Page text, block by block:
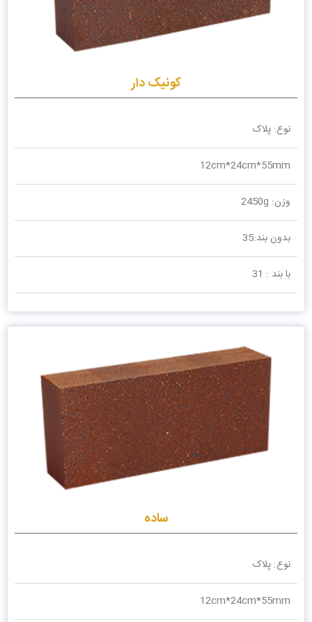
کونیک دار
نوع: پلاک
12cm*24cm*55mm
وزن: 2450g
بدون بند:35
با بند : 31
ساده
نوع: پلاک
12cm*24cm*55mm